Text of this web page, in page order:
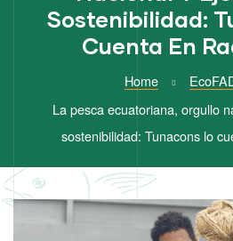
Sostenibilidad:
Cuenta En
Home
La pesca ecuatoriana, orgullo
sostenibilidad: Tunacons lo